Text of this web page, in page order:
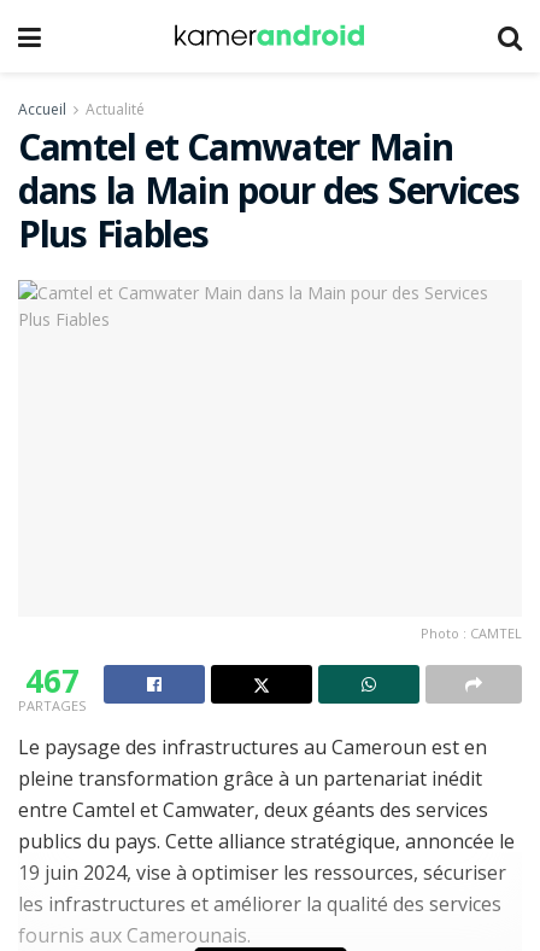
Accueil Actualité
Camtel et Camwater Main
dans la Main pour des Services
Plus Fiables
Photo : CAMTEL
467
PARTAGES
Le paysage des infrastructures au Cameroun est en
pleine transformation grâce à un partenariat inédit
entre Camtel et Camwater, deux géants des services
publics du pays. Cette alliance stratégique, annoncée le
19 juin 2024, vise à optimiser les ressources, sécuriser
les infrastructures et améliorer la qualité des services
fournis aux Camerounais.